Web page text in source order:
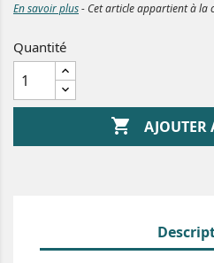
En savoir plus- Cet article appartient à la
Quantité
 AJOUTER